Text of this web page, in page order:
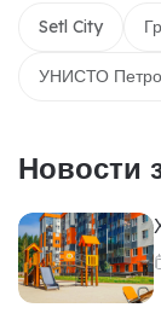
Setl City
УНИСТО
Новости